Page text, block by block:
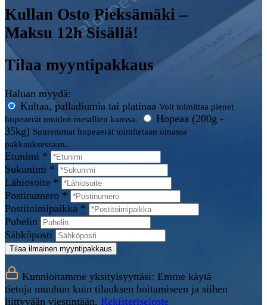
Kullan Osto Pieksämäki –
Maksu 12h Sisällä!
Tilaa myyntipakkaus
Haluan myydä:
Kultaa, palladiumia tai platinaa Voit toimittaa pienet
hopeaerät muiden metallien kanssa.
Hopeaa (200g -
35kg) Suuremmat hopeaerät toimitetaan omassa
pakkauksessaan.
Etunimi *
Sukunimi *
Lähiosoite *
Postinumero *
Postitoimipaikka *
Puhelin
Sähköposti
Tilaa ilmainen myyntipakkaus
Kunnioitamme yksityisyyttäsi: Emme käytä
tietoja muuhun kuin tilauksen hoitamiseen ja siihen
liittyvään viestintään. Rekisteriseloste